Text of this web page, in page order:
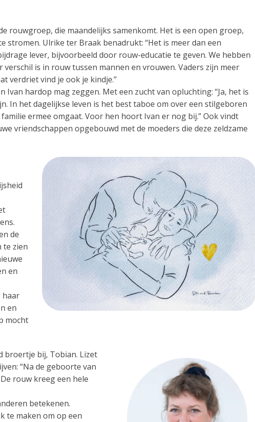
rouwgroep, die maandelijks samenkomt. Het is een open groep,
Ulrike ter Braak benadrukt: “Het is meer dan een
lever, bijvoorbeeld door rouw-educatie te geven. We hebben
is in rouw tussen mannen en vrouwen. Vaders zijn meer
verdriet vind je ook je kindje.”
Ivan hardop mag zeggen. Met een zucht van opluchting: “Ja, het is
In het dagelijkse leven is het best taboe om over een stilgeboren
ermee omgaat. Voor hen hoort Ivan er nog bij.” Ook vindt
vriendschappen opgebouwd met de moeders die deze zeldzame
de
te zien
en
haar
en
mocht
broertje bij, Tobian. Lizet
“Na de geboorte van
rouw kreeg een hele
betekenen.
te maken om op een